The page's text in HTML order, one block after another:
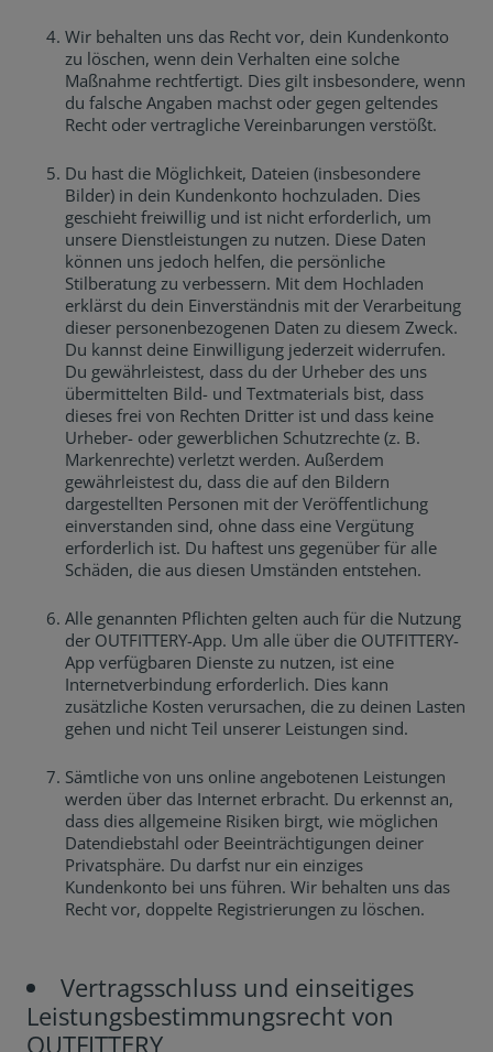
Wir behalten uns das Recht vor, dein Kundenkonto
zu löschen, wenn dein Verhalten eine solche
Maßnahme rechtfertigt. Dies gilt insbesondere, wenn
du falsche Angaben machst oder gegen geltendes
Recht oder vertragliche Vereinbarungen verstößt.
Du hast die Möglichkeit, Dateien (insbesondere
Bilder) in dein Kundenkonto hochzuladen. Dies
geschieht freiwillig und ist nicht erforderlich, um
unsere Dienstleistungen zu nutzen. Diese Daten
können uns jedoch helfen, die persönliche
Stilberatung zu verbessern. Mit dem Hochladen
erklärst du dein Einverständnis mit der Verarbeitung
dieser personenbezogenen Daten zu diesem Zweck.
Du kannst deine Einwilligung jederzeit widerrufen.
Du gewährleistest, dass du der Urheber des uns
übermittelten Bild- und Textmaterials bist, dass
dieses frei von Rechten Dritter ist und dass keine
Urheber- oder gewerblichen Schutzrechte (z. B.
Markenrechte) verletzt werden. Außerdem
gewährleistest du, dass die auf den Bildern
dargestellten Personen mit der Veröffentlichung
einverstanden sind, ohne dass eine Vergütung
erforderlich ist. Du haftest uns gegenüber für alle
Schäden, die aus diesen Umständen entstehen.
Alle genannten Pflichten gelten auch für die Nutzung
der OUTFITTERY-App. Um alle über die OUTFITTERY-
App verfügbaren Dienste zu nutzen, ist eine
Internetverbindung erforderlich. Dies kann
zusätzliche Kosten verursachen, die zu deinen Lasten
gehen und nicht Teil unserer Leistungen sind.
Sämtliche von uns online angebotenen Leistungen
werden über das Internet erbracht. Du erkennst an,
dass dies allgemeine Risiken birgt, wie möglichen
Datendiebstahl oder Beeinträchtigungen deiner
Privatsphäre. Du darfst nur ein einziges
Kundenkonto bei uns führen. Wir behalten uns das
Recht vor, doppelte Registrierungen zu löschen.
Vertragsschluss und einseitiges
Leistungsbestimmungsrecht von
OUTFITTERY